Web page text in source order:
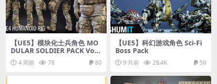
【UE5】模块化士兵角色 MO
DULAR SOLDIER PACK Vol.
2 4 周前 78 80
【UE5】科幻游戏角色 Sci-Fi
Boss Pack
9 月前 28.4K 50